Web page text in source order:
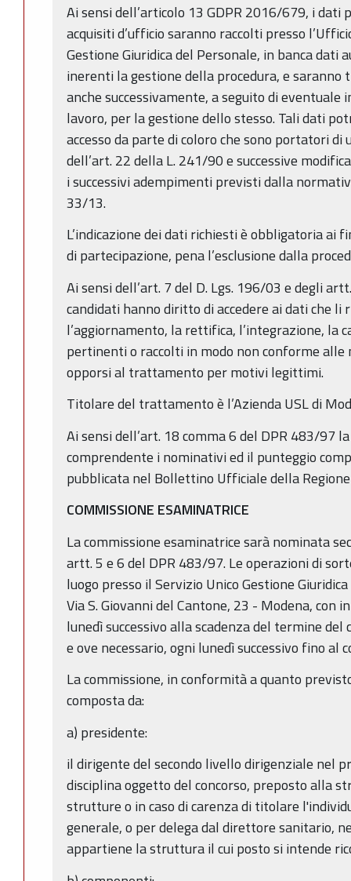
Ai sensi dell’articolo 13 GDPR 2016/679, i
acquisiti d’ufficio saranno raccolti presso
Gestione Giuridica del Personale, in banca
inerenti la gestione della procedura, e
anche successivamente, a seguito di
lavoro, per la gestione dello stesso. Tali dati
accesso da parte di coloro che sono portatori di
dell’art. 22 della L. 241/90 e successive
i successivi adempimenti previsti dalla
33/13.
L’indicazione dei dati richiesti è obbligatoria ai
di partecipazione, pena l’esclusione dalla
Ai sensi dell’art. 7 del D. Lgs. 196/03 e degli
candidati hanno diritto di accedere ai dati che li
l’aggiornamento, la rettifica, l’integrazione, la
pertinenti o raccolti in modo non conforme alle
opporsi al trattamento per motivi legittimi.
Titolare del trattamento è l’Azienda USL di
Ai sensi dell’art. 18 comma 6 del DPR 483/97
comprendente i nominativi ed il punteggio
pubblicata nel Bollettino Ufficiale della
COMMISSIONE ESAMINATRICE
La commissione esaminatrice sarà nominata
artt. 5 e 6 del DPR 483/97. Le operazioni di
luogo presso il Servizio Unico Gestione
Via S. Giovanni del Cantone, 23 - Modena, con
lunedì successivo alla scadenza del termine del
e ove necessario, ogni lunedì successivo fino al
La commissione, in conformità a quanto
composta da:
a) presidente:
il dirigente del secondo livello dirigenziale nel
disciplina oggetto del concorso, preposto alla
strutture o in caso di carenza di titolare
generale, o per delega dal direttore sanitario,
appartiene la struttura il cui posto si intende